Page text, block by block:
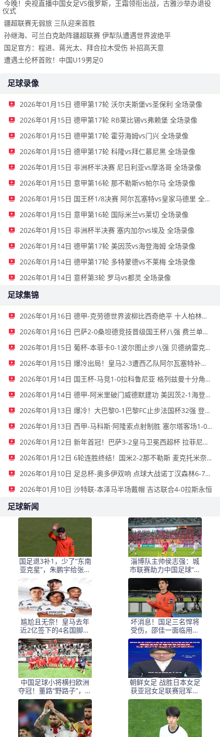
今晚！央视直播中国女足VS俄罗斯，王霜领衔出战，古雅沙举办退役
仪式
疆超联赛无弱旅 三队迎来首胜
孙继海、可兰白克助阵疆超联赛 伊犁队遭遇世界波绝平
国足官方：程进、蒋光太、拜合拉木受伤 补招高天意
遭遇土伦杯首败！中国U19男足0
足球录像
2026年01月15日 德甲第17轮 沃尔夫斯堡vs圣保利 全场录像
2026年01月15日 德甲第17轮 RB莱比锡vs弗赖堡 全场录像
2026年01月15日 德甲第17轮 霍芬海姆vs门兴 全场录像
2026年01月15日 德甲第17轮 科隆vs拜仁慕尼黑 全场录像
2026年01月15日 非洲杯半决赛 尼日利亚vs摩洛哥 全场录像
2026年01月15日 意甲第16轮 那不勒斯vs帕尔马 全场录像
2026年01月15日 国王杯1/8决赛 阿尔瓦塞特vs皇家马德里 全场录像
2026年01月15日 意甲第16轮 国际米兰vs莱切 全场录像
2026年01月15日 非洲杯半决赛 塞内加尔vs埃及 全场录像
2026年01月14日 德甲第17轮 美因茨vs海登海姆 全场录像
2026年01月14日 德甲第17轮 多特蒙德vs不莱梅 全场录像
2026年01月14日 意杯第3轮 罗马vs都灵 全场录像
足球集锦
2026年01月16日 德甲-克劳德世界波柳比西奇绝平 十人柏林联合1-1奥格斯堡
2026年01月16日 巴萨2-0桑坦德竞技晋级国王杯八强 费兰单刀球破门亚马尔建功
2026年01月15日 葡杯-本菲卡0-1波尔图止步八强 贝德纳雷克制胜帕夫利季斯失良机
2026年01月15日 爆冷出局！皇马2-3遭西乙队阿尔瓦塞特补时绝杀 无缘国王杯8强
2026年01月14日 国王杯-马竞1-0拉科鲁尼亚 格列兹曼十分角任意球破门+远射中横梁
2026年01月14日 德甲-阿米里破门威德默建功 美因茨2-1海登海姆
2026年01月13日 爆冷！大巴黎0-1巴黎FC止步法国杯32强 登贝莱失单刀埃梅里中框
2026年01月13日 西甲-马科斯·阿隆索点射制胜 塞尔塔客场1-0塞维利亚
2026年01月12日 新年首冠！巴萨3-2皇马卫冕西超杯 拉菲尼亚双响维尼修斯一条龙
2026年01月12日 6轮连胜终结！国米2-2那不勒斯 麦克托米奈双响恰20点射孔蒂染红
2026年01月10日 足总杯-奥多伊双响 点球大战诺丁汉森林6-7雷克瑟姆
2026年01月10日 沙特联-本泽马半场戴帽 吉达联合4-0拉斯永恒
足球新闻
国足退3补1，少了“东南
亚克星”，朱鹏宇给张玉
宁当替补 防线不稳
淄博队主帅侯志强：城
市联赛助力中国足球“基
础建设”｜专访
尴尬且无奈！皇马去年
近2亿签下的4名国脚新
援，今夏均无缘世界杯
坏消息！国足三名悍将
受伤，邵佳一面临用人
荒，武磊也难出场
中国足球小将横扫欧洲
夺冠！董路“野路子”，撕
开了谁的遮羞布？
朝鲜女足 战胜日本女足
获亚冠女足联赛冠军李
在明 发文祝贺